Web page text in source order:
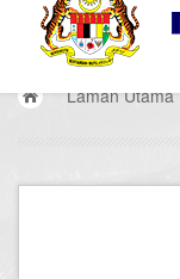
Laman Utama